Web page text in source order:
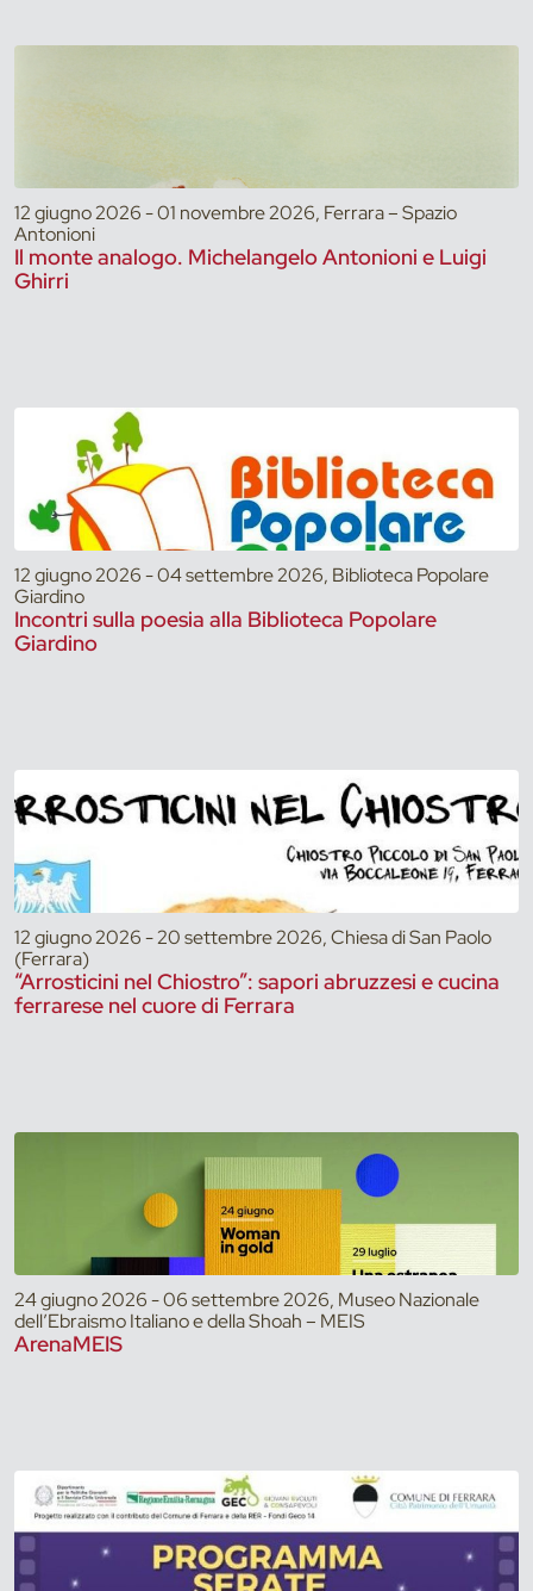
12 giugno 2026 - 01 novembre 2026, Ferrara – Spazio
Antonioni
Il monte analogo. Michelangelo Antonioni e Luigi
Ghirri
12 giugno 2026 - 04 settembre 2026, Biblioteca Popolare
Giardino
Incontri sulla poesia alla Biblioteca Popolare
Giardino
12 giugno 2026 - 20 settembre 2026, Chiesa di San Paolo
(Ferrara)
“Arrosticini nel Chiostro”: sapori abruzzesi e cucina
ferrarese nel cuore di Ferrara
24 giugno 2026 - 06 settembre 2026, Museo Nazionale
dell’Ebraismo Italiano e della Shoah – MEIS
ArenaMEIS